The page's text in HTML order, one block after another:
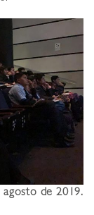
de 2019.